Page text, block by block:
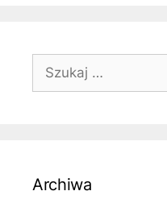
Szukaj:
Archiwa